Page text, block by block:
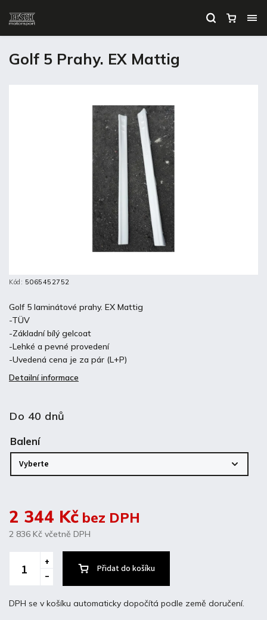
Golf 5 Prahy. EX Mattig
Kód: 5065452752
Golf 5 laminátové prahy. EX Mattig
-TÜV
-Základní bílý gelcoat
-Lehké a pevné provedení
-Uvedená cena je za pár (L+P)
Detailní informace
Do 40 dnů
2 344 Kč bez DPH
2 836 Kč včetně DPH
Přidat do košíku
DPH se v košíku automaticky dopočítá podle země doručení.
Balení